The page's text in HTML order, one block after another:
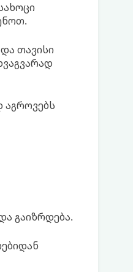
თავისი
აგროვებს
გაიზრდება.